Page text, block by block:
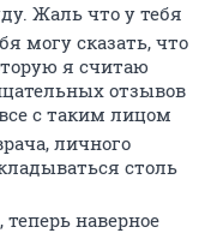
Жаль что у тебя
могу сказать, что
я считаю
отзывов
с таким лицом
личного
столь
наверное